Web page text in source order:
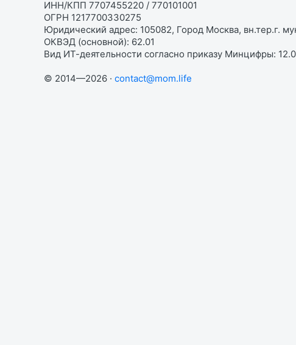
ИНН/КПП 7707455220 / 770101001
ОГРН 1217700330275
Юридический адрес: 105082, Город Москва, вн.тер.г.
ОКВЭД (основной): 62.01
Вид ИТ-деятельности согласно приказу Минцифры:
© 2014—2026 · contact@mom.life